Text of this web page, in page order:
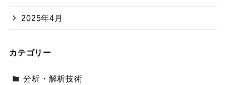
2025年4月
カテゴリー
分析・解析技術